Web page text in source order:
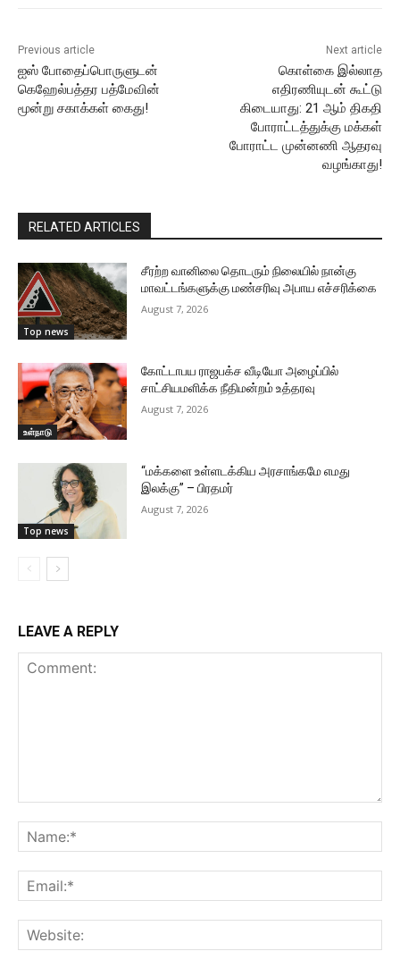
Previous article
ஐஸ் போதைப்பொருளுடன்
கெஹேல்பத்தர பத்மேவின்
மூன்று சகாக்கள் கைது!
Next article
கொள்கை இல்லாத
எதிரணியுடன் கூட்டு
கிடையாது: 21 ஆம் திகதி
போராட்டத்துக்கு மக்கள்
போராட்ட முன்னணி ஆதரவு
வழங்காது!
RELATED ARTICLES
Top news
சீரற்ற வானிலை தொடரும் நிலையில் நான்கு
மாவட்டங்களுக்கு மண்சரிவு அபாய எச்சரிக்கை
August 7, 2026
உள்நாடு
கோட்டாபய ராஜபக்ச வீடியோ அழைப்பில்
சாட்சியமளிக்க நீதிமன்றம் உத்தரவு
August 7, 2026
Top news
“மக்களை உள்ளடக்கிய அரசாங்கமே எமது
இலக்கு” – பிரதமர்
August 7, 2026
LEAVE A REPLY